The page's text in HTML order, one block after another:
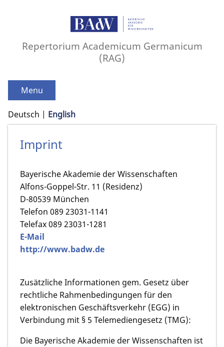
Repertorium Academicum Germanicum
(RAG)
Menu
Deutsch English
Imprint
Bayerische Akademie der Wissenschaften
Alfons-Goppel-Str. 11 (Residenz)
D-80539 München
Telefon 089 23031-1141
Telefax 089 23031-1281
E-Mail
http://www.badw.de
Zusätzliche Informationen gem. Gesetz über
rechtliche Rahmenbedingungen für den
elektronischen Geschäftsverkehr (EGG) in
Verbindung mit § 5 Telemediengesetz (TMG):
Die Bayerische Akademie der Wissenschaften ist